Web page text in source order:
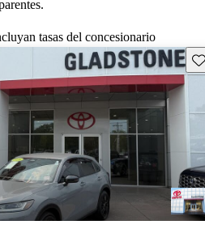
tasas del concesionario